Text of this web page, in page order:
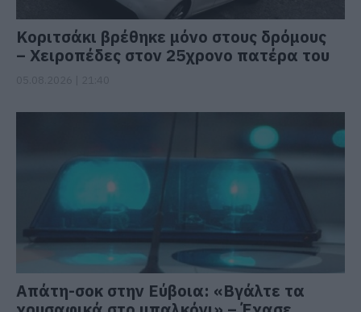
Κοριτσάκι βρέθηκε μόνο στους δρόμους
– Χειροπέδες στον 25χρονο πατέρα του
Απάτη-σοκ στην Εύβοια: «Βγάλτε τα